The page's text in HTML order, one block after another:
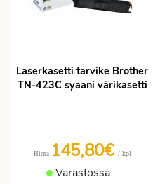
Laserkasetti tarvike Brother
TN-423C syaani värikasetti
Hinta 145,80€ / kpl
Varastossa